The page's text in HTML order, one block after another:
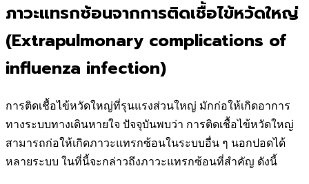
ภาวะแทรกซ้อนจากการติดเชื้อไข้หวัดใหญ่
(Extrapulmonary complications of
influenza infection)
การติดเชื้อไข้หวัดใหญ่ที่รุนแรงส่วนใหญ่ มักก่อให้เกิดอาการ
ทางระบบทางเดินหายใจ ปัจจุบันพบว่า การติดเชื้อไข้หวัดใหญ่
สามารถก่อให้เกิดภาวะแทรกซ้อนในระบบอื่น ๆ นอกปอดได้
หลายระบบ ในที่นี้จะกล่าวถึงภาวะแทรกซ้อนที่สำคัญ ดังนี้